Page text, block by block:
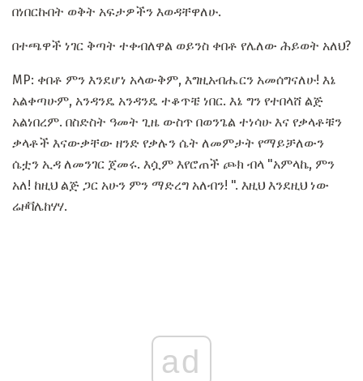
በነበርኩበት ወቅት አፍታዎችን እወዳቸዋለሁ.
በተጫዋች ነገር ቅጣት ተቀብለዋል ወይንስ ቀበቶ የሌለው ሕይወት አለህ?
MP: ቀበቶ ምን እንደሆነ አላውቅም, እግዚአብሔርን አመሰግናለሁ! እኔ
አልቀጣሁም, አንዳንዴ አንዳንዴ ተቆጥቼ ነበር. እኔ ግን የተበላሸ ልጅ
አልነበረም. በስድስት ዓመት ጊዜ ውስጥ በወንጌል ተነሳሁ እና የቃላቶቹን
ቃላቶች እናውቃቸው ዘንድ የቃሉን ሴት ለመምታት የማይቻለውን
ሴቷን ኢዳ ለመንገር ጀመሩ. እሷም እየሮጠች ጮክ ብላ "አምላኬ, ምን
አለ! ከዚህ ልጅ ጋር አሁን ምን ማድረግ አለብን! ". እዚህ እንደዚህ ነው
ሬዞቫሌከሃሃ.
ad